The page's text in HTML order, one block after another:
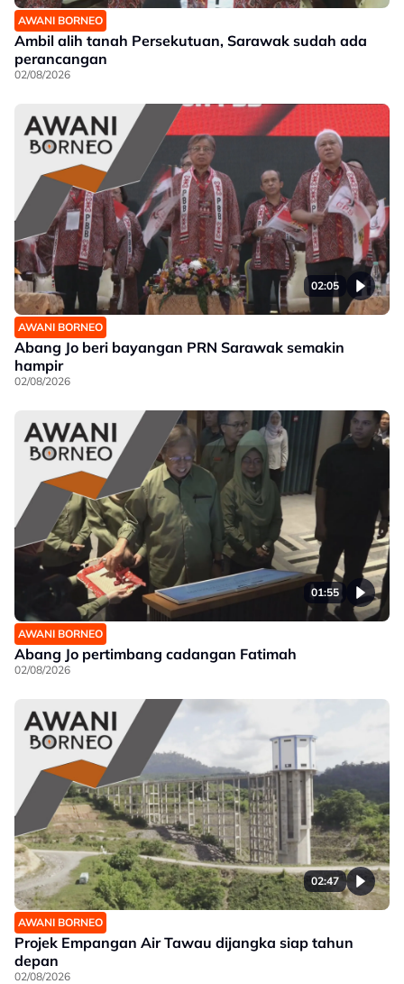
AWANI BORNEO
Ambil alih tanah Persekutuan, Sarawak sudah ada
perancangan
02/08/2026
02:05
AWANI BORNEO
Abang Jo beri bayangan PRN Sarawak semakin
hampir
02/08/2026
01:55
AWANI BORNEO
Abang Jo pertimbang cadangan Fatimah
02/08/2026
02:47
AWANI BORNEO
Projek Empangan Air Tawau dijangka siap tahun
depan
02/08/2026